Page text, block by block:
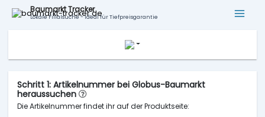
Baumarkt Tracker
Lokale Filialsuche - ideal für Tiefpreisgarantie
Schritt 1: Artikelnummer bei Globus-Baumarkt
heraussuchen
Die Artikelnummer findet ihr auf der Produktseite: